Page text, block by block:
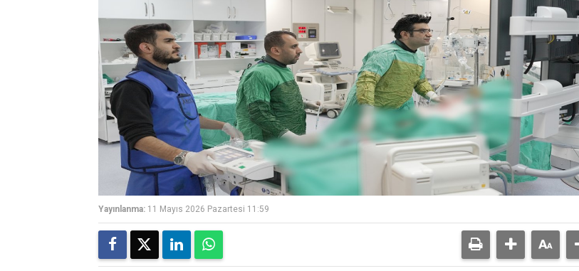
Yayınlanma: 11 Mayıs 2026 Pazartesi 11:59